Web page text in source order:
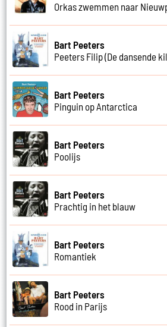
Orkas zwemmen naar
Bart Peeters
Peeters Filip (De dansende
Bart Peeters
Pinguin op Antarctica
Bart Peeters
Poolijs
Bart Peeters
Prachtig in het blauw
Bart Peeters
Romantiek
Bart Peeters
Rood in Parijs